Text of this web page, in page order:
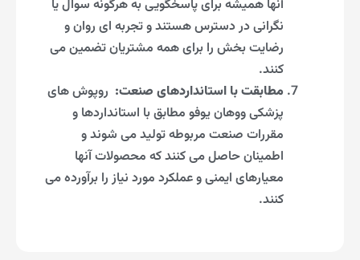
آنها همیشه برای پاسخگویی به هرگونه سوال یا
نگرانی در دسترس هستند و تجربه ای روان و
رضایت بخش را برای همه مشتریان تضمین می
کنند.
مطابقت با استانداردهای صنعت: روپوش های
پزشکی ووهان یوفو مطابق با استانداردها و
مقررات صنعت مربوطه تولید می شوند و
اطمینان حاصل می کنند که محصولات آنها
معیارهای ایمنی و عملکرد مورد نیاز را برآورده می
کنند.